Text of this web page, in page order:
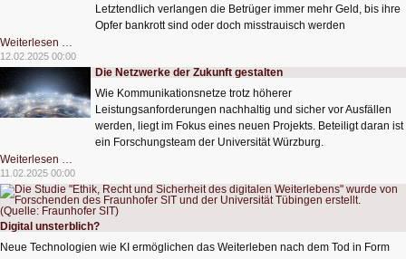
Letztendlich verlangen die Betrüger immer mehr Geld, bis ihre
Opfer bankrott sind oder doch misstrauisch werden
Weiterlesen …
lieben
den
Valentinstag
12.02.2025 00:00
Die Netzwerke der Zukunft gestalten
Wie Kommunikationsnetze trotz höherer
Leistungsanforderungen nachhaltig und sicher vor Ausfällen
werden, liegt im Fokus eines neuen Projekts. Beteiligt daran ist
ein Forschungsteam der Universität Würzburg.
Weiterlesen …
Netzwerke
der
Zukunft
gestalten
11.02.2025 00:00
Digital unsterblich?
Neue Technologien wie KI ermöglichen das Weiterleben nach dem Tod in Form